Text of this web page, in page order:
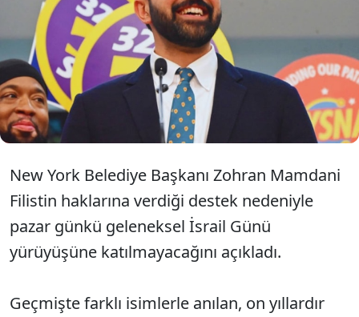
Filistin'e desteği nedeniyle geleneksel İsrail
Günü yürüyüşüne katılmayacağını açıkladı.
Yahudi cemaatinin tepki gösterdiği karara
karşın, kentin Yahudi kökenli Emniyet Müdürü
Jessica Tisch törende yer alacağını belirtti.
New York Belediye Başkanı Zohran Mamdani
Filistin haklarına verdiği destek nedeniyle
pazar günkü geleneksel İsrail Günü
yürüyüşüne katılmayacağını açıkladı.
Geçmişte farklı isimlerle anılan, on yıllardır